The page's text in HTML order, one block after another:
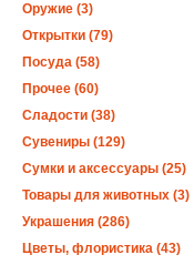
Оружие (3)
Открытки (79)
Посуда (58)
Прочее (60)
Сладости (38)
Сувениры (129)
Сумки и аксессуары (25)
Товары для животных (3)
Украшения (286)
Цветы, флористика (43)